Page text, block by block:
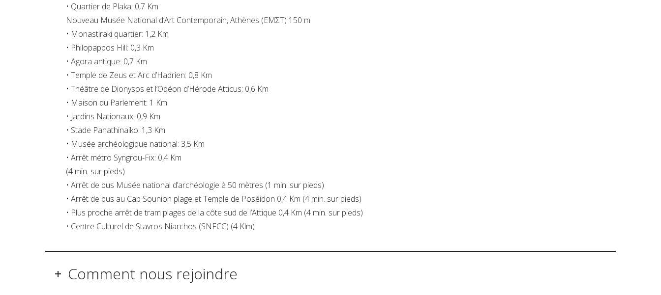
• Quartier de Plaka: 0,7 Km
Nouveau Musée National d’Art Contemporain, Athènes (ΕΜΣΤ) 150 m
• Monastiraki quartier: 1,2 Km
• Philopappos Hill: 0,3 Km
• Agora antique: 0,7 Km
• Temple de Zeus et Arc d’Hadrien: 0,8 Km
• Théâtre de Dionysos et l’Odéon d’Hérode Atticus: 0,6 Km
• Maison du Parlement: 1 Km
• Jardins Nationaux: 0,9 Km
• Stade Panathinaiko: 1,3 Km
• Musée archéologique national: 3,5 Km
• Arrêt métro Syngrou-Fix: 0,4 Km
(4 min. sur pieds)
• Arrêt de bus Musée national d’archéologie à 50 mètres (1 min. sur pieds)
• Arrêt de bus au Cap Sounion plage et Temple de Poséidon 0,4 Km (4 min. sur pieds)
• Plus proche arrêt de tram plages de la côte sud de l’Attique 0,4 Km (4 min. sur pieds)
• Centre Culturel de Stavros Niarchos (SNFCC) (4 Klm)
Comment nous rejoindre